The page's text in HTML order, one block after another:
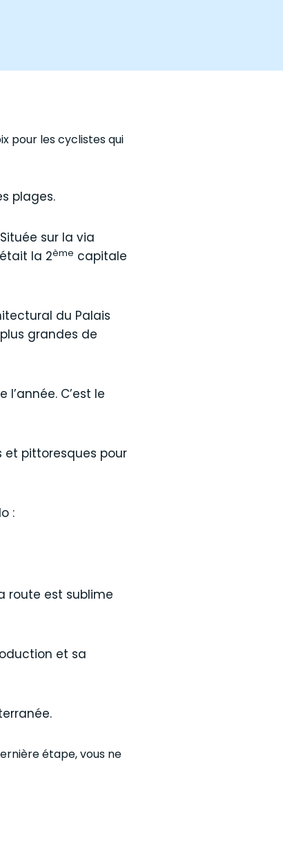
pour les cyclistes qui
plages.
sur la via
la 2ème capitale
du Palais
grandes de
C’est le
et pittoresques pour
:
route est sublime
et sa
étape, vous ne